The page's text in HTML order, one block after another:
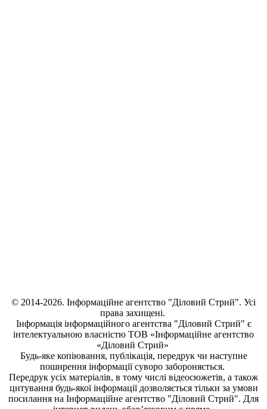
© 2014-2026. Інформаційне агентство "Діловий Стрий". Усі
права захищені.
Інформація інформаційного агентства "Діловий Стрий" є
інтелектуальною власністю ТОВ «Інформаційне агентство
«Діловий Стрий»
Будь-яке копiювання, публiкацiя, передрук чи наступне
поширення iнформацiї суворо забороняється.
Передрук усіх матеріалів, в тому числі відеосюжетів, а також
цитування будь-якої інформації дозволяється тільки за умови
посилання на Інформаційне агентство "Діловий Стрий". Для